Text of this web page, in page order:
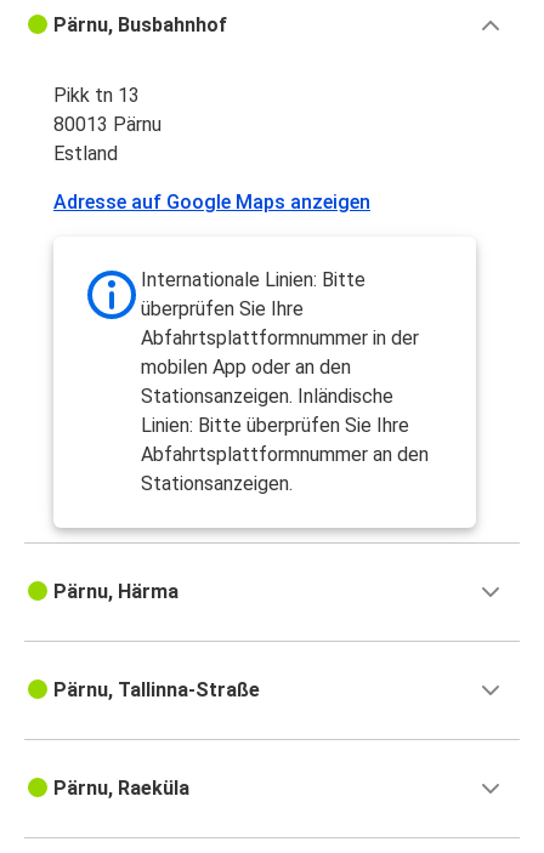
Pärnu, Busbahnhof
Pikk tn 13
80013 Pärnu
Estland
Adresse auf Google Maps anzeigen
Internationale Linien: Bitte
überprüfen Sie Ihre
Abfahrtsplattformnummer in der
mobilen App oder an den
Stationsanzeigen. Inländische
Linien: Bitte überprüfen Sie Ihre
Abfahrtsplattformnummer an den
Stationsanzeigen.
Pärnu, Härma
Pärnu, Tallinna-Straße
Pärnu, Raeküla